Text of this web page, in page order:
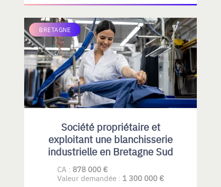
BRETAGNE
Société propriétaire et
exploitant une blanchisserie
industrielle en Bretagne Sud
CA : 878 000 €
Valeur demandée : 1 300 000 €